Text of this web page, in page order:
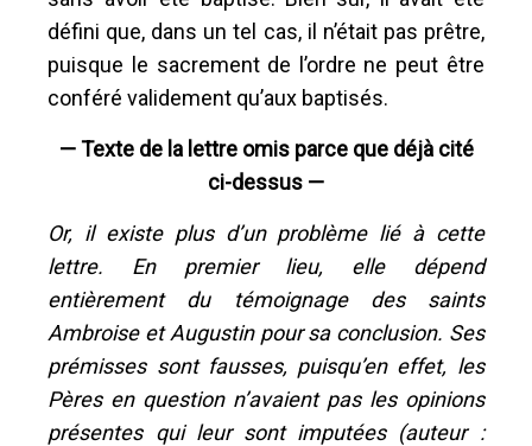
défini que, dans un tel cas, il n’était pas prêtre,
puisque le sacrement de l’ordre ne peut être
conféré validement qu’aux baptisés.
— Texte de la lettre omis parce que déjà cité
ci-dessus —
Or, il existe plus d’un problème lié à cette
lettre. En premier lieu, elle dépend
entièrement du témoignage des saints
Ambroise et Augustin pour sa conclusion. Ses
prémisses sont fausses, puisqu’en effet, les
Pères en question n’avaient pas les opinions
présentes qui leur sont imputées (auteur :